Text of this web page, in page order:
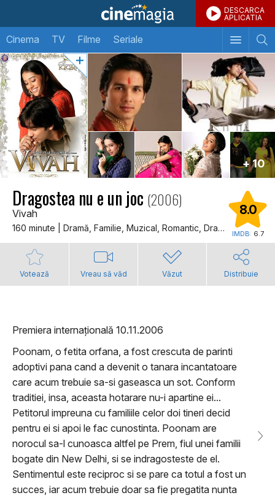
DESCARCA
APLICATIA
Cinema TV Filme Seriale
+ 10
Dragostea nu e un joc (2006)
Vivah
160 minute | Dramă, Familie, Muzical, Romantic, Dragoste
8.0
IMDB: 6.7
Votează Vreau să văd Văzut Distribuie
Premiera internațională 10.11.2006
Poonam, o fetita orfana, a fost crescuta de parinti
adoptivi pana cand a devenit o tanara incantatoare
care acum trebuie sa-si gaseasca un sot. Conform
traditiei, insa, aceasta hotarare nu-i apartine ei...
Petitorul impreuna cu familiile celor doi tineri decid
pentru ei si apoi le fac cunostinta. Poonam are
norocul sa-l cunoasca altfel pe Prem, fiul unei familii
bogate din New Delhi, si se indragosteste de el.
Sentimentul este reciproc si se pare ca totul a fost un
succes, iar acum trebuie doar sa fie pregatita nunta